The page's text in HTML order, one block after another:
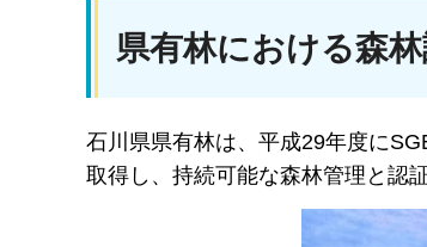
県有林における森
石川県県有林は、平成29年度に
取得し、持続可能な森林管理と認